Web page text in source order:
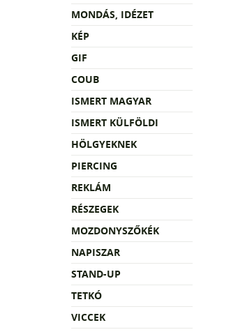
MONDÁS, IDÉZET
KÉP
GIF
COUB
ISMERT MAGYAR
ISMERT KÜLFÖLDI
HÖLGYEKNEK
PIERCING
REKLÁM
RÉSZEGEK
MOZDONYSZŐKÉK
NAPISZAR
STAND-UP
TETKÓ
VICCEK